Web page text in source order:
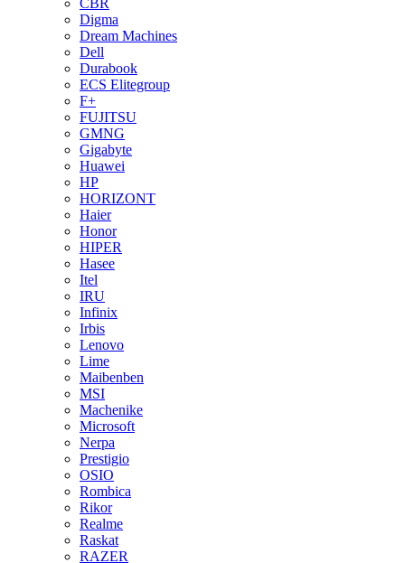
CBR
Digma
Dream Machines
Dell
Durabook
ECS Elitegroup
F+
FUJITSU
GMNG
Gigabyte
Huawei
HP
HORIZONT
Haier
Honor
HIPER
Hasee
Itel
IRU
Infinix
Irbis
Lenovo
Lime
Maibenben
MSI
Machenike
Microsoft
Nerpa
Prestigio
OSIO
Rombica
Rikor
Realme
Raskat
RAZER